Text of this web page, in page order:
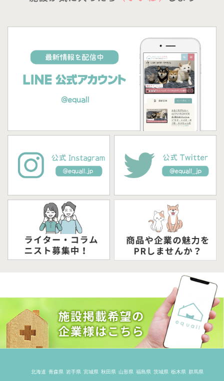
北海道 青森県 岩手県 宮城県 秋田県 山形県 福島県 茨城県 栃木県 群馬県